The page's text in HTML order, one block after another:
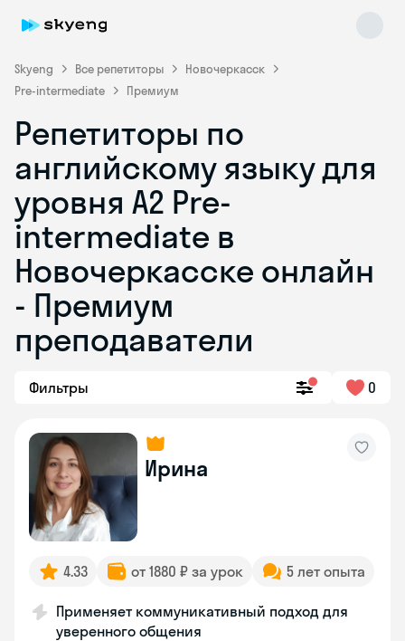
Skyeng Все репетиторы
Новочеркасск
Pre-intermediate
Премиум
Репетиторы по
английскому языку для
уровня A2 Pre-
intermediate в
Новочеркасске онлайн
- Премиум
преподаватели
Фильтры 0
Ирина
4.33 от 1880 ₽ за урок 5 лет опыта
Применяет коммуникативный подход для
уверенного общения
Skyeng Chat